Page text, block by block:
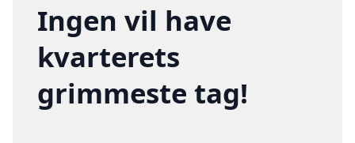
Ingen vil have
kvarterets
grimmeste tag!